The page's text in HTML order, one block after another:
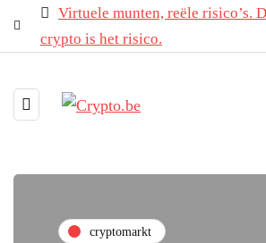
Virtuele munten, reële risico’s.
crypto is het risico.
cryptomarkt